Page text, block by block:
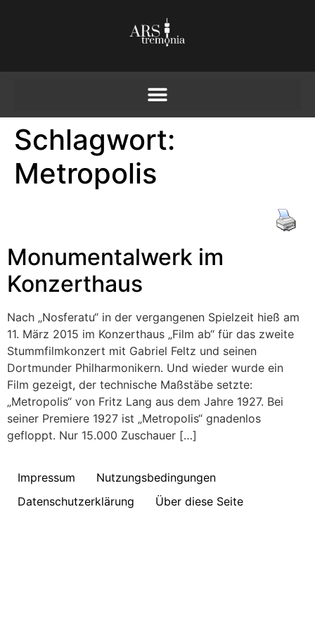
Schlagwort:
Metropolis
Monumentalwerk im
Konzerthaus
Nach „Nosferatu“ in der vergangenen Spielzeit hieß am
11. März 2015 im Konzerthaus „Film ab“ für das zweite
Stummfilmkonzert mit Gabriel Feltz und seinen
Dortmunder Philharmonikern. Und wieder wurde ein
Film gezeigt, der technische Maßstäbe setzte:
„Metropolis“ von Fritz Lang aus dem Jahre 1927. Bei
seiner Premiere 1927 ist „Metropolis“ gnadenlos
gefloppt. Nur 15.000 Zuschauer […]
Impressum
Nutzungsbedingungen
Datenschutzerklärung
Über diese Seite